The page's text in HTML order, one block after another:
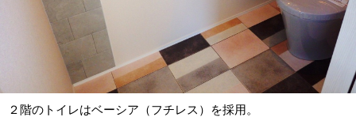
２階のトイレはベーシア（フチレス）を採用。